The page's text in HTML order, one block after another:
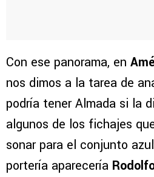
Con ese panorama, en
nos dimos a la tarea de
podría tener Almada si la
algunos de los fichajes
sonar para el conjunto
portería aparecería